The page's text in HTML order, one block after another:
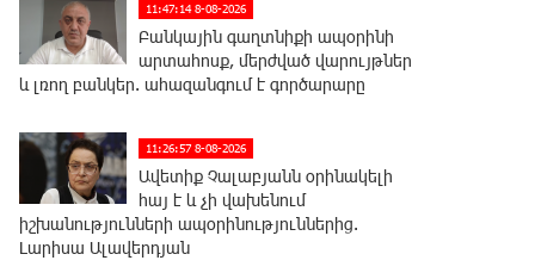
11:47:14 8-08-2026
Բանկային գաղտնիքի ապօրինի
արտահոսք, մերժված վարույթներ
և լռող բանկեր. ահազանգում է գործարարը
11:26:57 8-08-2026
Ավետիք Չալաբյանն օրինակելի
հայ է և չի վախենում
իշխանությունների ապօրինություններից.
Լարիսա Ալավերդյան